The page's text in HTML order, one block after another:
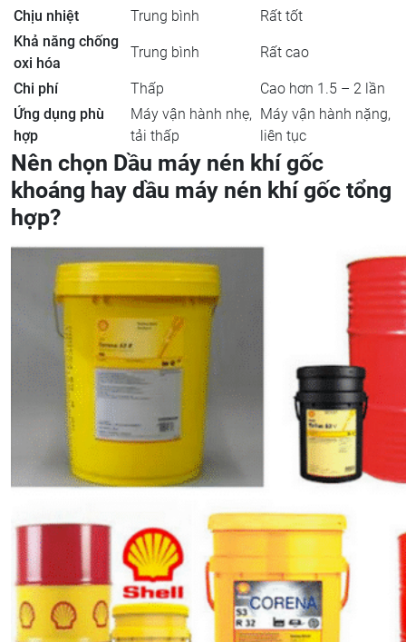
Chịu nhiệt
Trung bình
Rất tốt
Khả năng chống
oxi hóa
Trung bình Rất cao
Chi phí Thấp
Cao hơn 1.5 – 2 lần
Ứng dụng phù
hợp
Máy vận hành nhẹ,
tải thấp
Máy vận hành nặng,
liên tục
Nên chọn Dầu máy nén khí gốc
khoáng hay dầu máy nén khí gốc tổng
hợp?